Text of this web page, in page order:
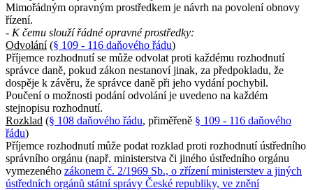
Mimořádným opravným prostředkem je návrh na povolení obnovy
řízení.
- K čemu slouží řádné opravné prostředky:
Odvolání(§ 109 - 116 daňového řádu)
Příjemce rozhodnutí se může odvolat proti každému rozhodnutí
správce daně, pokud zákon nestanoví jinak, za předpokladu, že
dospěje k závěru, že správce daně při jeho vydání pochybil.
Poučení o možnosti podání odvolání je uvedeno na každém
stejnopisu rozhodnutí.
Rozklad (§ 108 daňového řádu, přiměřeně § 109 - 116 daňového
řádu)
Příjemce rozhodnutí může podat rozklad proti rozhodnutí ústředního
správního orgánu (např. ministerstva či jiného ústředního orgánu
vymezeného zákonem č. 2/1969 Sb., o zřízení ministerstev a jiných
ústředních orgánů státní správy České republiky, ve znění